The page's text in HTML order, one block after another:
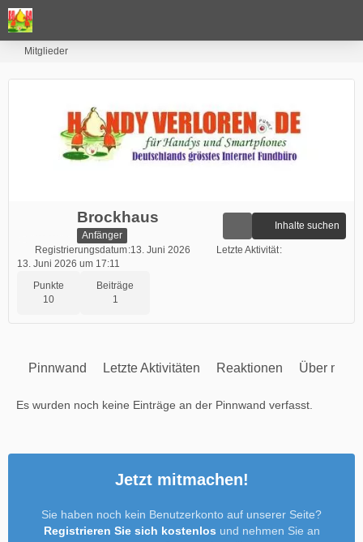
Mitglieder
Brockhaus
Anfänger
Punkte
10
Beiträge
1
Inhalte suchen
Registrierungsdatum 13. Juni 2026
Letzte Aktivität
13. Juni 2026 um 17:11
Pinnwand Letzte Aktivitäten Reaktionen Über mich
Es wurden noch keine Einträge an der Pinnwand verfasst.
Jetzt mitmachen!
Sie haben noch kein Benutzerkonto auf unserer Seite?
Registrieren Sie sich kostenlos und nehmen Sie an